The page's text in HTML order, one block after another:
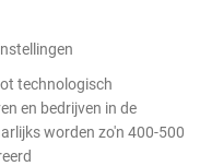
technologisch
en bedrijven in de
worden zo'n 400-500